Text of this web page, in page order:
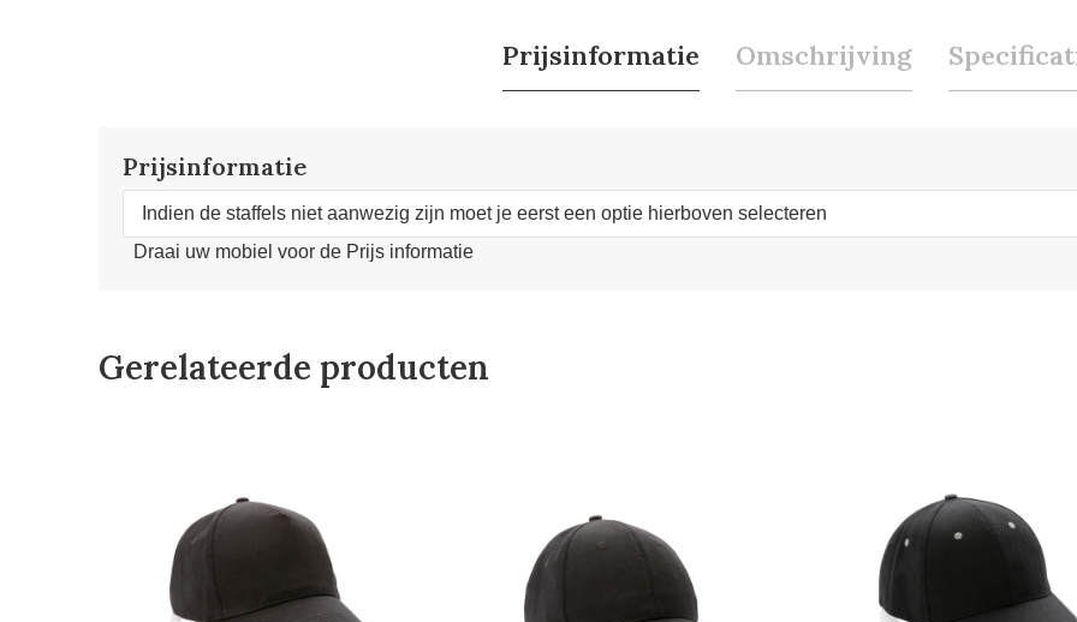
Prijsinformatie Omschrijving
Prijsinformatie
Indien de staffels niet aanwezig zijn moet je eerst een optie hierboven selecteren
Draai uw mobiel voor de Prijs informatie
Gerelateerde producten